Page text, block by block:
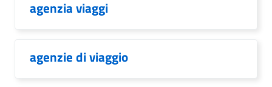
agenzia viaggi
agenzie di viaggio